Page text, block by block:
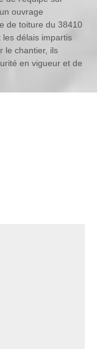
ouvrage
de toiture du 38410
délais impartis
le chantier, ils
en vigueur et de